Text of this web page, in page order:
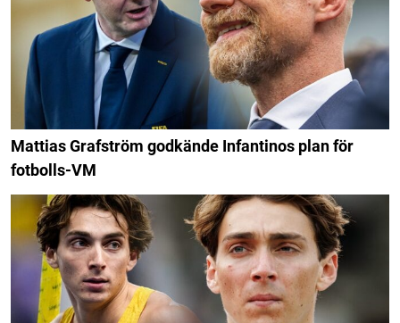
Mattias Grafström godkände Infantinos plan för
fotbolls-VM